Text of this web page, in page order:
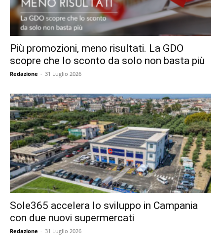
Più promozioni, meno risultati. La GDO
scopre che lo sconto da solo non basta più
Redazione - 31 Luglio 2026
Sole365 accelera lo sviluppo in Campania
con due nuovi supermercati
Redazione - 31 Luglio 2026